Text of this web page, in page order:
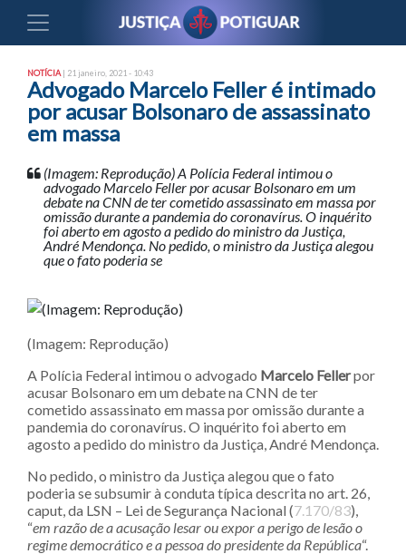
NOTÍCIA | 21 janeiro, 2021 - 10:43
Advogado Marcelo Feller é intimado
por acusar Bolsonaro de assassinato
em massa
(Imagem: Reprodução) A Polícia Federal intimou o
advogado Marcelo Feller por acusar Bolsonaro em um
debate na CNN de ter cometido assassinato em massa por
omissão durante a pandemia do coronavírus. O inquérito
foi aberto em agosto a pedido do ministro da Justiça,
André Mendonça. No pedido, o ministro da Justiça alegou
que o fato poderia se
(Imagem: Reprodução)
A Polícia Federal intimou o advogado Marcelo Fellerpor
acusar Bolsonaro em um debate na CNN de ter
cometido assassinato em massa por omissão durante a
pandemia do coronavírus. O inquérito foi aberto em
agosto a pedido do ministro da Justiça, André Mendonça.
No pedido, o ministro da Justiça alegou que o fato
poderia se subsumir à conduta típica descrita no art. 26,
caput, da LSN – Lei de Segurança Nacional (7.170/83),
“em razão de a acusação lesar ou expor a perigo de lesão o
regime democrático e a pessoa do presidente da República“.